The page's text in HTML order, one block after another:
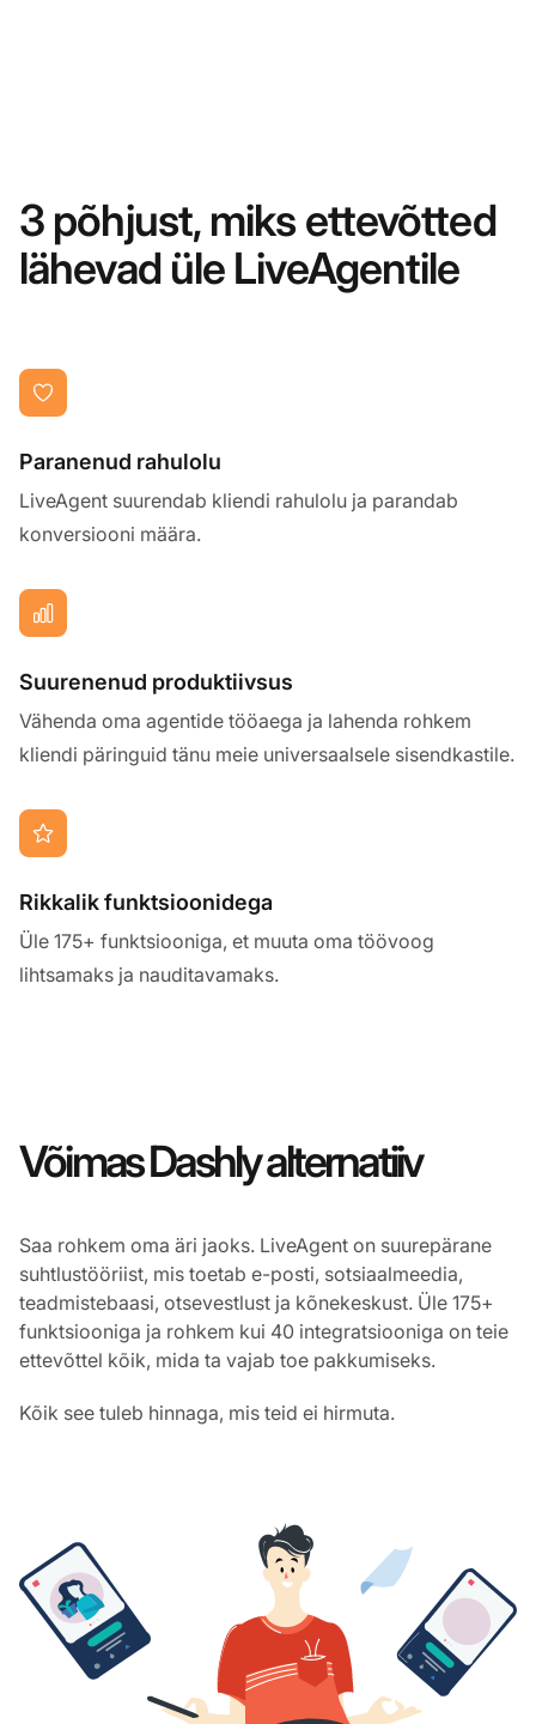
3 põhjust, miks ettevõtted
lähevad üle LiveAgentile
Paranenud rahulolu
LiveAgent suurendab kliendi rahulolu ja parandab
konversiooni määra.
Suurenenud produktiivsus
Vähenda oma agentide tööaega ja lahenda rohkem
kliendi päringuid tänu meie universaalsele sisendkastile.
Rikkalik funktsioonidega
Üle 175+ funktsiooniga, et muuta oma töövoog
lihtsamaks ja nauditavamaks.
Võimas Dashly alternatiiv
Saa rohkem oma äri jaoks. LiveAgent on suurepärane
suhtlustööriist, mis toetab e-posti, sotsiaalmeedia,
teadmistebaasi, otsevestlust ja kõnekeskust. Üle 175+
funktsiooniga ja rohkem kui 40 integratsiooniga on teie
ettevõttel kõik, mida ta vajab toe pakkumiseks.
Kõik see tuleb hinnaga, mis teid ei hirmuta.